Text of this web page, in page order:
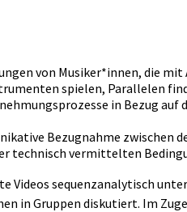
von Musiker*innen, die
spielen, Parallelen
in Bezug auf
Bezugnahme zwischen
technisch vermittelten
Videos sequenzanalytisch
in Gruppen diskutiert. Im Zuge